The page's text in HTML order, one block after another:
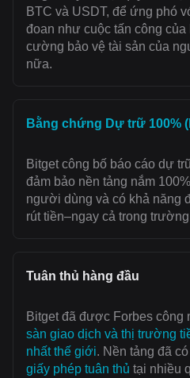
BTC và USDT, để ứng phó
đoan như cuộc tấn công của
cường bảo vệ tài sản của
nữa.
Bằng chứng Dự trữ 100%
Bitget công bố báo cáo dự
đảm bảo nền tảng nắm
người dùng và có khả năng
rút tiền–ngay cả trong
Tuân thủ hàng đầu
Bitget đã được Forbes công
sàn giao dịch và thị trường
nhất thế giới. Nền tảng đã
giấy phép tuân thủ tại nhiều